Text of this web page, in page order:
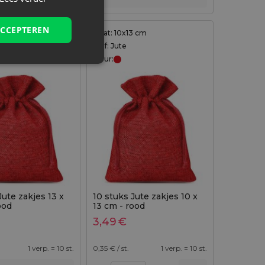
cm
zakjes 13 x
1 verp. = 10 st.
Maat: 10x13 cm
Stof: Jute
Kleur:
10 stuks Jute zakjes 10 x
13 cm - rood
3,49€
0,35 € / st. 1 verp. = 10 st.